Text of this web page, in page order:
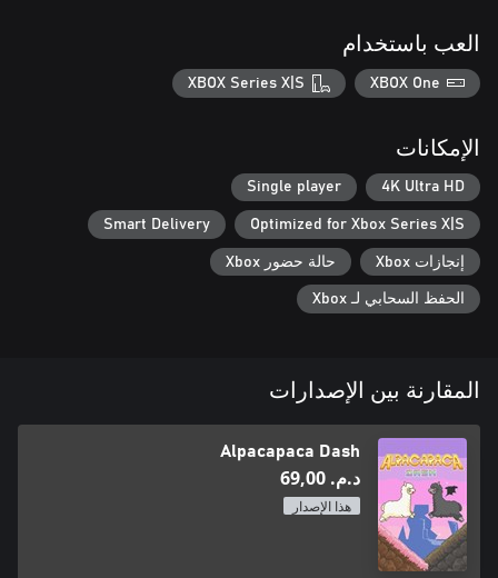
العب باستخدام
XBOX One
XBOX Series X|S
الإمكانات
4K Ultra HD
Single player
Optimized for Xbox Series X|S
Smart Delivery
إنجازات Xbox حالة حضور Xbox
الحفظ السحابي لـ Xbox
المقارنة بين الإصدارات
Alpacapaca Dash
د.م.‏ 69,00
هذا الإصدار